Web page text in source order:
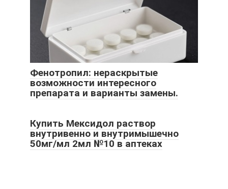
Фенотропил: нераскрытые
возможности интересного
препарата и варианты замены.
Купить Мексидол раствор
внутривенно и внутримышечно
50мг/мл 2мл №10 в аптеках